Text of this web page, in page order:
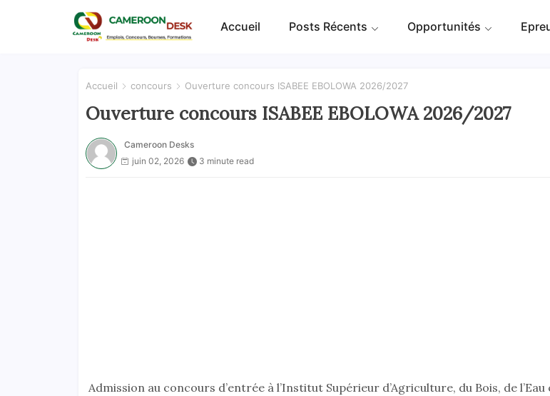
Accueil Posts Récents Opportunités
Accueil concours Ouverture concours ISABEE EBOLOWA 2026/2027
Ouverture concours ISABEE EBOLOWA 2026/2027
Cameroon Desks
juin 02, 2026
3 minute read
Admission au concours d’entrée à l’Institut Supérieur d’Agriculture, du Bois, de l’Eau